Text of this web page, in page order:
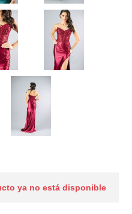
ya no está disponible